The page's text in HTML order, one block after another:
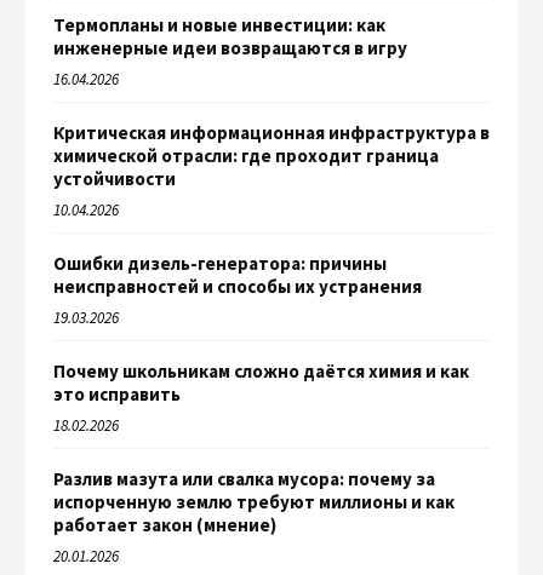
Термопланы и новые инвестиции: как
инженерные идеи возвращаются в игру
16.04.2026
Критическая информационная инфраструктура в
химической отрасли: где проходит граница
устойчивости
10.04.2026
Ошибки дизель-генератора: причины
неисправностей и способы их устранения
19.03.2026
Почему школьникам сложно даётся химия и как
это исправить
18.02.2026
Разлив мазута или свалка мусора: почему за
испорченную землю требуют миллионы и как
работает закон (мнение)
20.01.2026